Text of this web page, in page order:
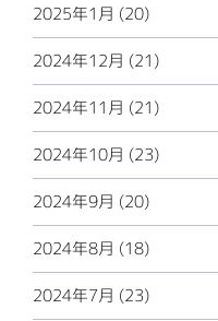
2025年1月 (20)
2024年12月 (21)
2024年11月 (21)
2024年10月 (23)
2024年9月 (20)
2024年8月 (18)
2024年7月 (23)